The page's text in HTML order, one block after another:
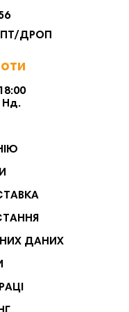
ДРОП
Нд.
ДАНИХ